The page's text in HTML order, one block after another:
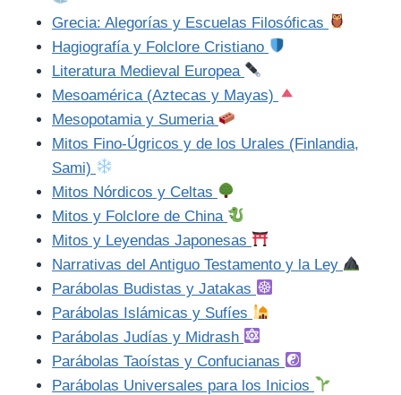
Grecia: Alegorías y Escuelas Filosóficas
Hagiografía y Folclore Cristiano
Literatura Medieval Europea
Mesoamérica (Aztecas y Mayas)
Mesopotamia y Sumeria
Mitos Fino-Úgricos y de los Urales (Finlandia,
Sami)
Mitos Nórdicos y Celtas
Mitos y Folclore de China
Mitos y Leyendas Japonesas
Narrativas del Antiguo Testamento y la Ley
Parábolas Budistas y Jatakas
Parábolas Islámicas y Sufíes
Parábolas Judías y Midrash
Parábolas Taoístas y Confucianas
Parábolas Universales para los Inicios